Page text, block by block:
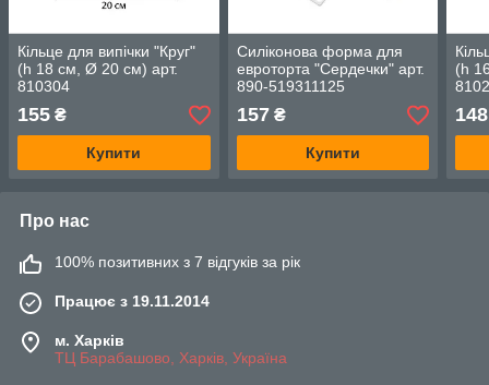
Кільце для випічки "Круг"
(h 18 см, Ø 20 см) арт.
810304
155 ₴
Купити
Силіконова форма для
евроторта "Сердечки" арт.
890-519311125
157₴
Купити
(h
148
Про нас
100% позитивних з 7 відгуків за рік
Працює з 19.11.2014
м. Харків
ТЦ Барабашово, Харків, Україна